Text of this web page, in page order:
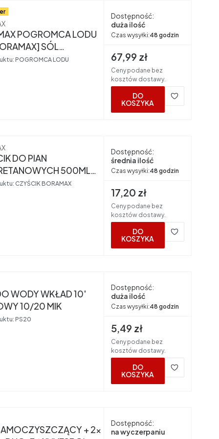
POGROMCA LODU
SÓL
USUWA LÓD
POGROMCA LODU
Dostępność:
duża ilość
Czas wysyłki:48 godzin
Cena brutto
67,99 zł
Ceny podane bez
kosztów dostawy.
DO
KOSZYKA
DO PIAN
500ML
CZYŚCIK BORAMAX
Dostępność:
średnia ilość
Czas wysyłki:48 godzin
Cena brutto
17,20 zł
Ceny podane bez
kosztów dostawy.
DO
KOSZYKA
WODY WKŁAD 10'
10/20 MIK
PS20
Dostępność:
duża ilość
Czas wysyłki:48 godzin
Cena brutto
5,49 zł
Ceny podane bez
kosztów dostawy.
DO
KOSZYKA
+ 2x
Dostępność:
na wyczerpaniu